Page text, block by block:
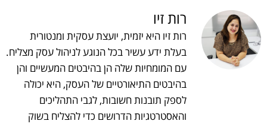
רות זיו
רות זיו היא יזמית, יועצת עסקית ומנטורית
בעלת ידע עשיר בכל הנוגע לניהול עסק מצליח.
עם המומחיות שלה הן בהיבטים המעשיים והן
בהיבטים התיאורטיים של העסק, היא יכולה
לספק תובנות חשובות, לגבי התהליכים
והאסטרטגיות הדרושים כדי להצליח בשוק